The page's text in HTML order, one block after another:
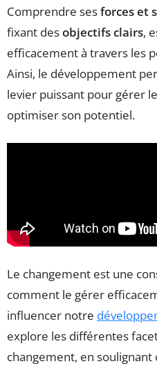
Comprendre sesforces et
fixant desobjectifs clairs,
efficacement à travers les
Ainsi, le développement
levier puissant pour gérer
optimiser son potentiel.
Le changement est une
comment le gérer
influencer notre
explore les différentes
changement, en